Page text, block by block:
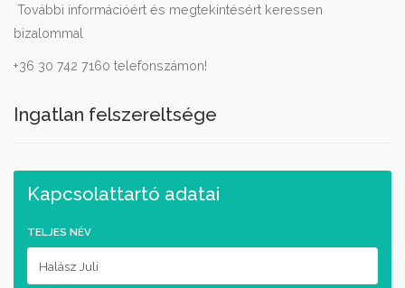
További információért és megtekintésért keressen
bizalommal
+36 30 742 7160 telefonszámon!
Ingatlan felszereltsége
Kapcsolattartó adatai
TELJES NÉV